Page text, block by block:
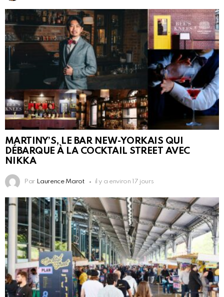
MARTINY’S, LE BAR NEW-YORKAIS QUI
DÉBARQUE À LA COCKTAIL STREET AVEC
NIKKA
Par Laurence Marot il y a environ 17 jours